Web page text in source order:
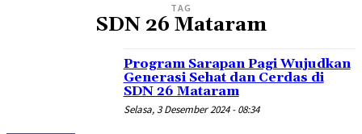
TAG
SDN 26 Mataram
Program Sarapan Pagi Wujudkan
Generasi Sehat dan Cerdas di
SDN 26 Mataram
Selasa, 3 Desember 2024 - 08:34